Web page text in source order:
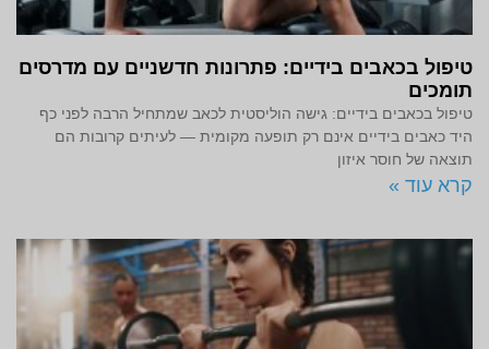
טיפול בכאבים בידיים: פתרונות חדשניים עם מדרסים
תומכים
טיפול בכאבים בידיים: גישה הוליסטית לכאב שמתחיל הרבה לפני כף
היד כאבים בידיים אינם רק תופעה מקומית — לעיתים קרובות הם
תוצאה של חוסר איזון
קרא עוד »